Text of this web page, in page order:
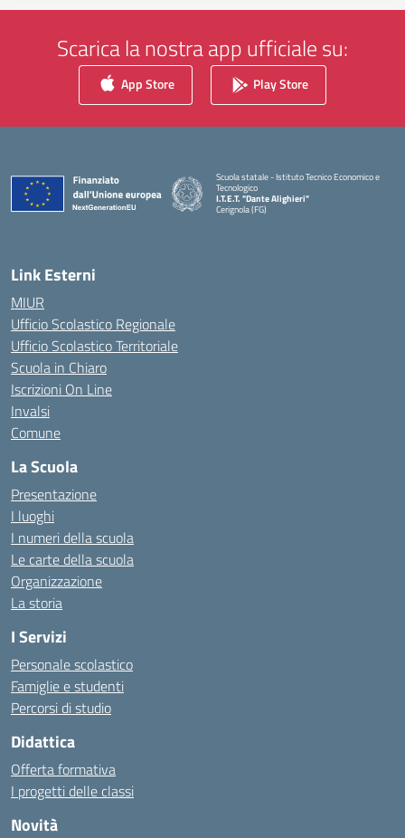
Scarica la nostra app ufficiale su:
App Store Play Store
Scuola statale - Istituto Tecnico Economico e
Tecnologico
I.T.E.T. "Dante Alighieri"
Cerignola (FG)
— Visita la pagina iniziale della scuola
Link Esterni
MIUR
Ufficio Scolastico Regionale
Ufficio Scolastico Territoriale
Scuola in Chiaro
Iscrizioni On Line
Invalsi
Comune
La Scuola
Presentazione
I luoghi
I numeri della scuola
Le carte della scuola
Organizzazione
La storia
I Servizi
Personale scolastico
Famiglie e studenti
Percorsi di studio
Didattica
Offerta formativa
I progetti delle classi
Novità